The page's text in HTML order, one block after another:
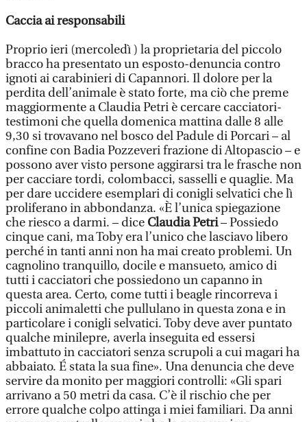
Caccia ai responsabili
Proprio ieri (mercoledì ) la proprietaria del piccolo
bracco ha presentato un esposto-denuncia contro
ignoti ai carabinieri di Capannori. Il dolore per la
perdita dell’animale è stato forte, ma ciò che preme
maggiormente a Claudia Petri è cercare cacciatori-
testimoni che quella domenica mattina dalle 8 alle
9,30 si trovavano nel bosco del Padule di Porcari – al
confine con Badia Pozzeveri frazione di Altopascio – e
possono aver visto persone aggirarsi tra le frasche non
per cacciare tordi, colombacci, sasselli e quaglie. Ma
per dare uccidere esemplari di conigli selvatici che lì
proliferano in abbondanza. «È l’unica spiegazione
che riesco a darmi. – dice Claudia Petri– Possiedo
cinque cani, ma Toby era l’unico che lasciavo libero
perché in tanti anni non ha mai creato problemi. Un
cagnolino tranquillo, docile e mansueto, amico di
tutti i cacciatori che possiedono un capanno in
questa area. Certo, come tutti i beagle rincorreva i
piccoli animaletti che pullulano in questa zona e in
particolare i conigli selvatici. Toby deve aver puntato
qualche minilepre, averla inseguita ed essersi
imbattuto in cacciatori senza scrupoli a cui magari ha
abbaiato. É stata la sua fine». Una denuncia che deve
servire da monito per maggiori controlli: «Gli spari
arrivano a 50 metri da casa. C’è il rischio che per
errore qualche colpo attinga i miei familiari. Da anni